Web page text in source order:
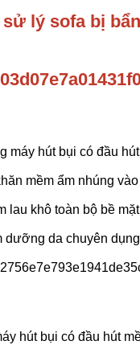
lý sofa bị bẩn
máy hút bụi có đầu
mềm ẩm nhúng
lau khô toàn bộ bề
dưỡng da chuyên
hút bụi có đầu hút